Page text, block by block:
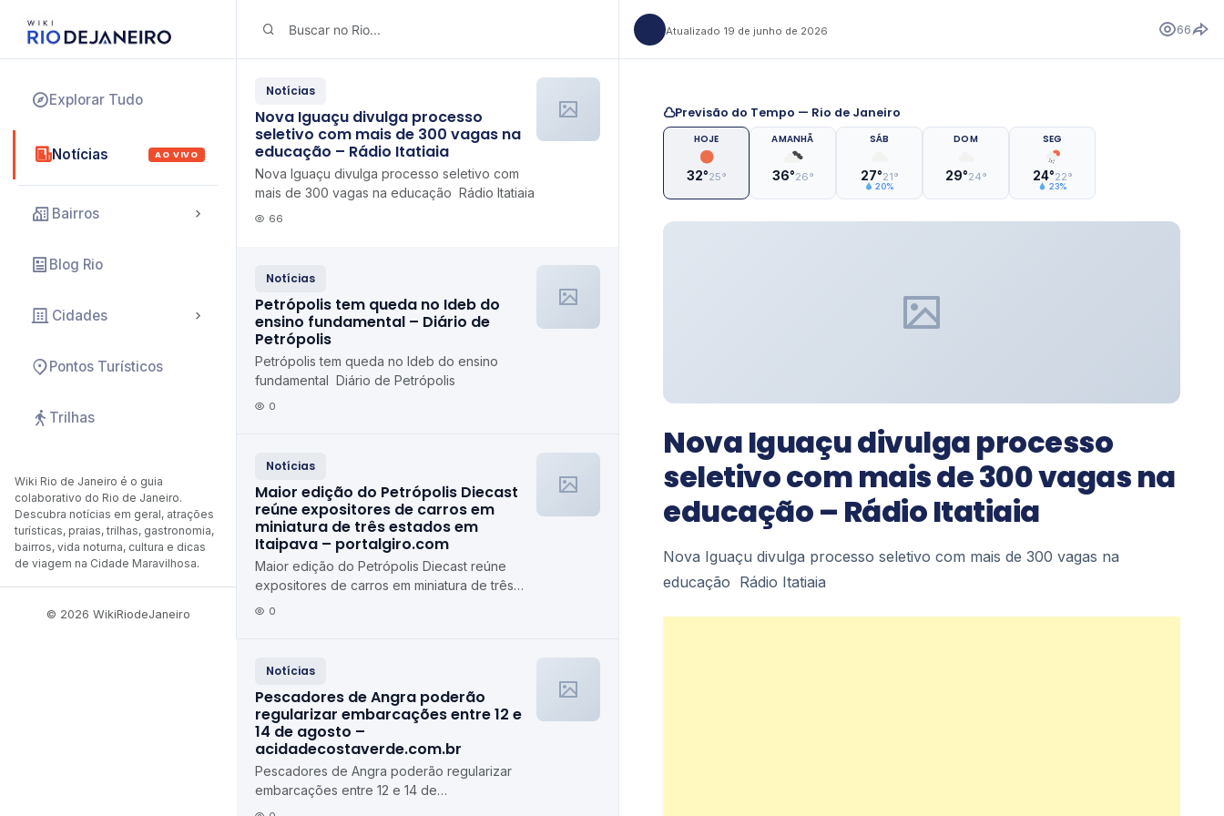
Explorar Tudo
Notícias AO VIVO
Bairros
Blog Rio
Cidades
Pontos Turísticos
Trilhas
Wiki Rio de Janeiro é o guia
colaborativo do Rio de Janeiro.
Descubra notícias em geral, atrações
turísticas, praias, trilhas, gastronomia,
bairros, vida noturna, cultura e dicas
de viagem na Cidade Maravilhosa.
© 2026 WikiRiodeJaneiro
Notícias
Nova Iguaçu divulga processo
seletivo com mais de 300 vagas na
educação – Rádio Itatiaia
Nova Iguaçu divulga processo seletivo com
mais de 300 vagas na educação Rádio Itatiaia
66
Notícias
Petrópolis tem queda no Ideb do
ensino fundamental – Diário de
Petrópolis
Petrópolis tem queda no Ideb do ensino
fundamental Diário de Petrópolis
0
Notícias
Maior edição do Petrópolis Diecast
reúne expositores de carros em
miniatura de três estados em
Itaipava – portalgiro.com
Maior edição do Petrópolis Diecast reúne
expositores de carros em miniatura de três
estados em Itaipava portalgiro.com
0
Notícias
Pescadores de Angra poderão
regularizar embarcações entre 12 e
14 de agosto –
acidadecostaverde.com.br
Pescadores de Angra poderão regularizar
embarcações entre 12 e 14 de
agosto acidadecostaverde.com.br
Atualizado 19 de junho de 2026 66
Previsão do Tempo — Rio de Janeiro
HOJE
32°25°
AMANHÃ
36°26°
SÁB
27°21°
20%
DOM
29°24°
SEG
24°22°
23%
Nova Iguaçu divulga processo
seletivo com mais de 300 vagas na
educação – Rádio Itatiaia
Nova Iguaçu divulga processo seletivo com mais de 300 vagas na
educação Rádio Itatiaia